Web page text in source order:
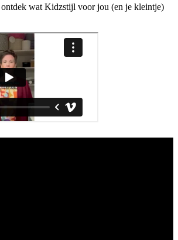
wat Kidzstijl voor jou (en je kleintje)